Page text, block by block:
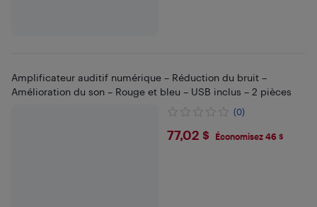
Amplificateur auditif numérique – Réduction du bruit –
Amélioration du son – Rouge et bleu – USB inclus – 2 pièces
(0)
$77.02
77,02 $ Économisez 46 $